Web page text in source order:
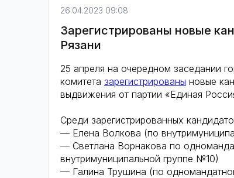
26.04.2023 09:08
Зарегистрированы новые
Рязани
25 апреля на очередном заседании
комитета зарегистрированы новые
выдвижения от партии «Единая
Среди зарегистрированных
— Елена Волкова (по
— Светлана Ворнакова по
внутримуниципальной группе №10)
— Галина Трушина (по